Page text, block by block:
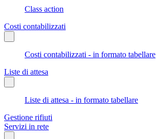
Class action
Costi contabilizzati
Costi contabilizzati - in formato tabellare
Liste di attesa
Liste di attesa - in formato tabellare
Gestione rifiuti
Servizi in rete